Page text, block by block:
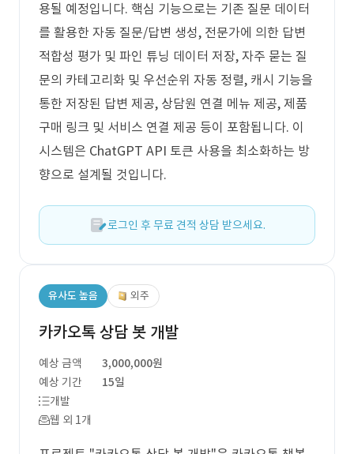
용될 예정입니다. 핵심 기능으로는 기존 질문 데이터
를 활용한 자동 질문/답변 생성, 전문가에 의한 답변
적합성 평가 및 파인 튜닝 데이터 저장, 자주 묻는 질
문의 카테고리화 및 우선순위 자동 정렬, 캐시 기능을
통한 저장된 답변 제공, 상담원 연결 메뉴 제공, 제품
구매 링크 및 서비스 연결 제공 등이 포함됩니다. 이
시스템은 ChatGPT API 토큰 사용을 최소화하는 방
향으로 설계될 것입니다.
로그인 후 무료 견적 상담 받으세요.
유사도 높음 외주
카카오톡 상담 봇 개발
예상 금액
3,000,000원
예상 기간
15일
개발
웹 외 1개